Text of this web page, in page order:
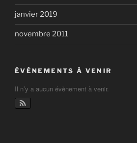
janvier 2019
novembre 2011
ÉVÈNEMENTS À VENIR
Il n’y a aucun évènement à venir.